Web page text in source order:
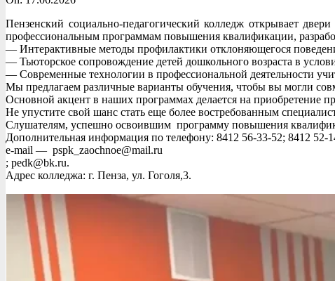
Пензенский социально-педагогический колледж открывает
профессиональным программам повышения квалификации,
— Интерактивные методы профилактики отклоняющегося
— Тьюторское сопровождение детей дошкольного возраста в
— Современные технологии в профессиональной деятельности
Мы предлагаем различные варианты обучения, чтобы вы могли
Основной акцент в наших программах делается на приобретение
Не упустите свой шанс стать еще более востребованным
Слушателям, успешно освоившим программу повышения
Дополнительная информация по телефону: 8412 56-33-52; 8412 52-
e-mail — pspk_zaochnoe@mail.ru
; pedk@bk.ru.
Адрес колледжа: г. Пенза, ул. Гоголя,3.